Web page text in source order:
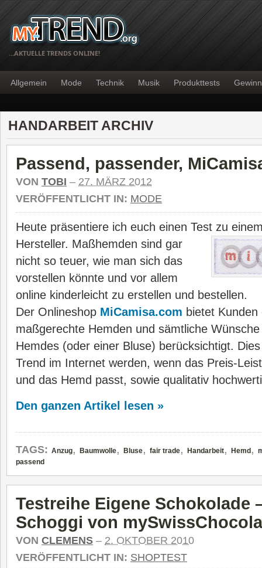
…AKTUELLE TRENDS ONLINE!
Allgemein Mode Technik Musik Produkttests
HANDARBEIT ARCHIV
Passend, passender,
VON TOBI – 27. MÄRZ 2012
VERÖFFENTLICHT IN: MODE
Heute präsentiere ich euch einen Test zu
Hersteller. Maßhemden sind gar
nicht so teuer, wie man sich das
vorstellen könnte und vor allem
online kinderleicht zu erstellen und bestellen.
Der Onlineshop MiCamisa.com bietet
maßgerechte Hemden und sämtliche
Hemdes (oder einer Bluse) berücksichtigt.
Trend im Internet werden, wenn das Preis-
und das Hemd passt, sowie qualitativ
Den ganzen Artikel lesen »
TAGS: Anzug, Baumwolle, Bluse, fair trade, Handarbeit, Hemd ,
passend
Testreihe Eigene Schokolade
Schoggi von
VON CLEMENS – 2. OKTOBER 2010
VERÖFFENTLICHT IN: SHOPTEST